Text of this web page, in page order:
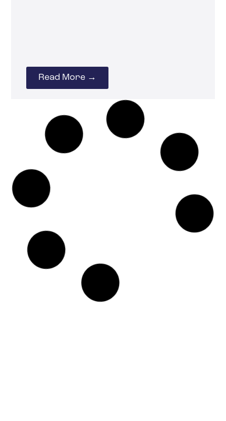
Read More →
ORGANISATION TÉLÉTRAVAIL
20 février 2025
Comment réintroduire
le travail de bureau
tout en garantissant la
santé de vos employés
?
La réintroduction du travail de bureau
est un impératif pour la plupart des
entreprises. Notamment celles dont les
activités ne sont pas adaptées à ce
mode de collaboration. Cependant,
quelques dispositions doivent être
prises. Il s’agit de rassurer les salariés